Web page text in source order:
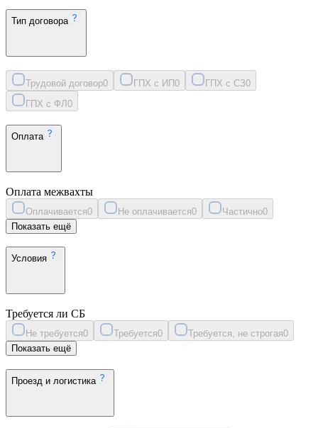
Тип договора
Трудовой договор0 ГПХ с ИП0 ГПХ с СЗ0
ГПХ с ФЛ 0
Оплата
Оплата межвахты
Оплачивается0 Не оплачивается0 Частично0
Показать ещё
Условия
Требуется ли СБ
Не требуется0 Требуется0 Требуется, не строгая0
Показать ещё
Проезд и логистика